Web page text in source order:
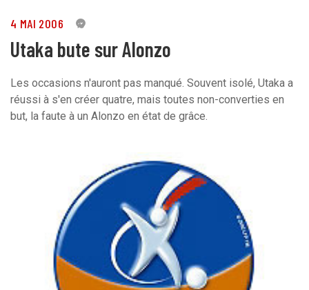
4 MAI 2006 0
Utaka bute sur Alonzo
Les occasions n'auront pas manqué. Souvent isolé, Utaka a
réussi à s'en créer quatre, mais toutes non-converties en
but, la faute à un Alonzo en état de grâce.